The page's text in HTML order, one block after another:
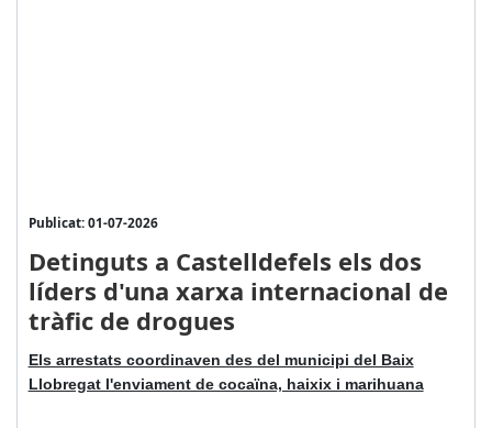
Publicat: 01-07-2026
Detinguts a Castelldefels els dos
líders d'una xarxa internacional de
tràfic de drogues
Els arrestats coordinaven des del municipi del Baix
Llobregat l'enviament de cocaïna, haixix i marihuana